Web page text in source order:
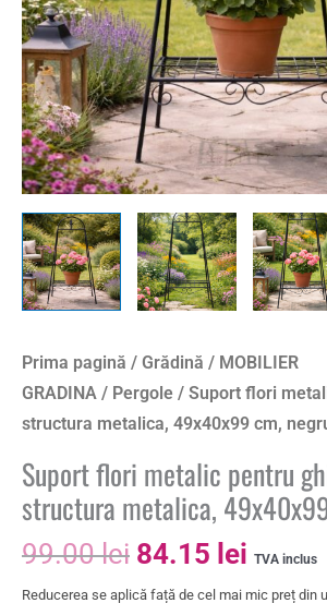
Prima pagină / Grădină / MOBILIER
GRADINA / Pergole / Suport flori
structura metalica, 49x40x99 cm,
Suport flori metalic pentru
structura metalica,
99.00lei 84.15 lei TVA inclus
Reducerea se aplică față de cel mai mic preț din
49x40x99
cm,
negru